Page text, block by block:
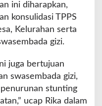
ini diharapkan,
konsulidasi TPPS
Kelurahan serta
gizi.
juga bertujuan
swasembada gizi,
stunting
ucap Rika dalam